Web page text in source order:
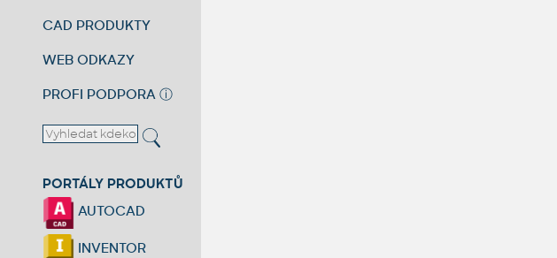
CAD PRODUKTY
WEB ODKAZY
PROFI PODPORA ⓘ
PORTÁLY PRODUKTŮ
AUTOCAD
INVENTOR